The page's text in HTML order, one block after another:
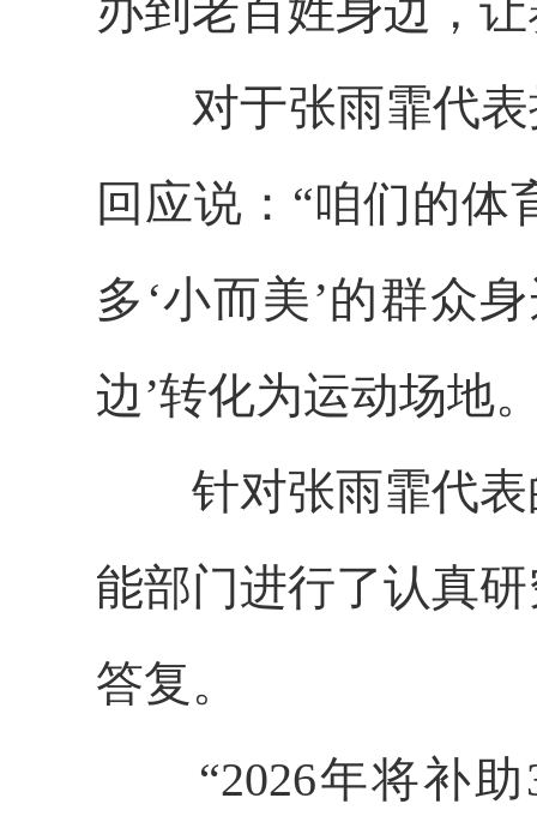
办到老百姓身边，
对于张雨霏代表
回应说：“咱们的
多‘小而美’的群众
边’转化为运动场地
针对张雨霏代表
能部门进行了认真
答复。
“2026年将补助